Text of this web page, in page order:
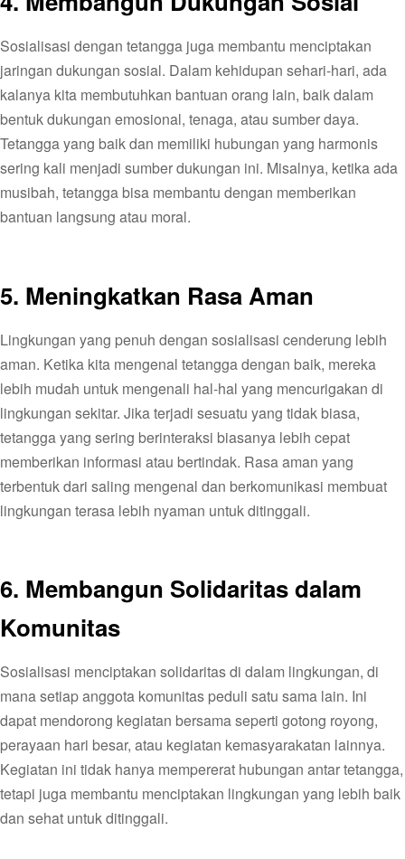
Sosialisasi dengan tetangga juga membantu menciptakan
jaringan dukungan sosial. Dalam kehidupan sehari-hari, ada
kalanya kita membutuhkan bantuan orang lain, baik dalam
bentuk dukungan emosional, tenaga, atau sumber daya.
Tetangga yang baik dan memiliki hubungan yang harmonis
sering kali menjadi sumber dukungan ini. Misalnya, ketika ada
musibah, tetangga bisa membantu dengan memberikan
bantuan langsung atau moral.
5. Meningkatkan Rasa Aman
Lingkungan yang penuh dengan sosialisasi cenderung lebih
aman. Ketika kita mengenal tetangga dengan baik, mereka
lebih mudah untuk mengenali hal-hal yang mencurigakan di
lingkungan sekitar. Jika terjadi sesuatu yang tidak biasa,
tetangga yang sering berinteraksi biasanya lebih cepat
memberikan informasi atau bertindak. Rasa aman yang
terbentuk dari saling mengenal dan berkomunikasi membuat
lingkungan terasa lebih nyaman untuk ditinggali.
6. Membangun Solidaritas dalam
Komunitas
Sosialisasi menciptakan solidaritas di dalam lingkungan, di
mana setiap anggota komunitas peduli satu sama lain. Ini
dapat mendorong kegiatan bersama seperti gotong royong,
perayaan hari besar, atau kegiatan kemasyarakatan lainnya.
Kegiatan ini tidak hanya mempererat hubungan antar tetangga,
tetapi juga membantu menciptakan lingkungan yang lebih baik
dan sehat untuk ditinggali.